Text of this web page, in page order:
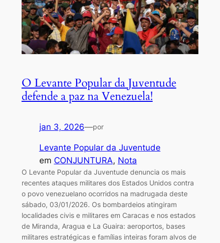
O Levante Popular da Juventude
defende a paz na Venezuela!
jan 3, 2026—por
Levante Popular da Juventude
em CONJUNTURA, Nota
O Levante Popular da Juventude denuncia os mais
recentes ataques militares dos Estados Unidos contra
o povo venezuelano ocorridos na madrugada deste
sábado, 03/01/2026. Os bombardeios atingiram
localidades civis e militares em Caracas e nos estados
de Miranda, Aragua e La Guaira: aeroportos, bases
militares estratégicas e famílias inteiras foram alvos de